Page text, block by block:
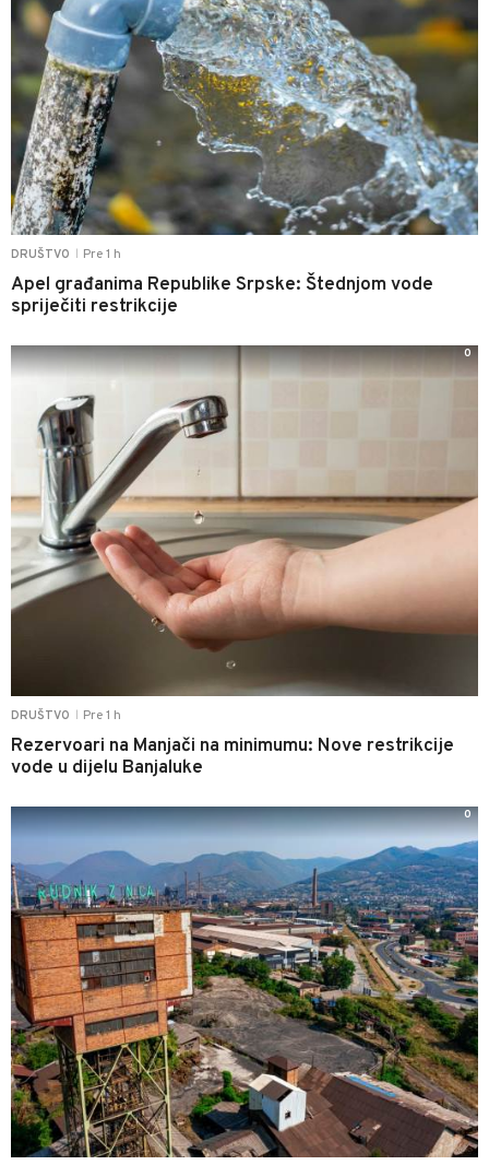
DRUŠTVO Pre 1 h
Apel građanima Republike Srpske: Štednjom vode
spriječiti restrikcije
DRUŠTVO Pre 1 h
Rezervoari na Manjači na minimumu: Nove restrikcije
vode u dijelu Banjaluke
0
0